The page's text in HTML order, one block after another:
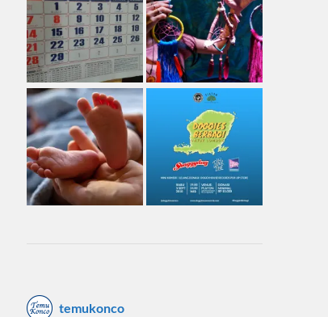
temukonco